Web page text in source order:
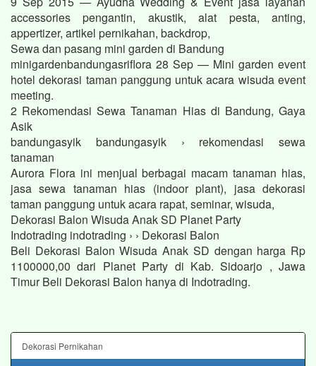
accessories pengantin, akustik, alat pesta, anting,
appertizer, artikel pernikahan, backdrop,
Sewa dan pasang mini garden di Bandung
minigardenbandungasriflora 28 Sep — Mini garden event
hotel dekorasi taman panggung untuk acara wisuda event
meeting.
2 Rekomendasi Sewa Tanaman Hias di Bandung, Gaya
Asik
bandungasyik bandungasyik › rekomendasi sewa
tanaman
Aurora Flora ini menjual berbagai macam tanaman hias,
jasa sewa tanaman hias (indoor plant), jasa dekorasi
taman panggung untuk acara rapat, seminar, wisuda,
Dekorasi Balon Wisuda Anak SD Planet Party
Indotrading indotrading › › Dekorasi Balon
Beli Dekorasi Balon Wisuda Anak SD dengan harga Rp
1100000,00 dari Planet Party di Kab. Sidoarjo , Jawa
Timur Beli Dekorasi Balon hanya di Indotrading.
Dekorasi Pernikahan